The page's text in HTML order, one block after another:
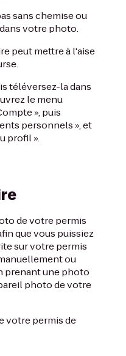
sans chemise ou
votre photo.
peut mettre à l'aise
téléversez-la dans
le menu
», puis
personnels », et
profil ».
de votre permis
que vous puissiez
sur votre permis
ou
prenant une photo
photo de votre
votre permis de